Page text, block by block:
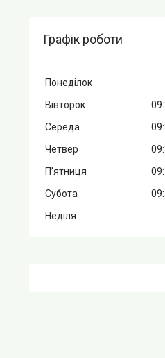
Графік роботи
Понеділок
Вівторок
Середа
Четвер
Пʼятниця
Субота
Неділя